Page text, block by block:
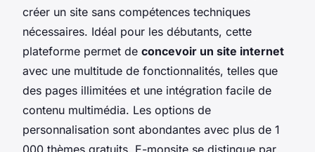
créer un site sans compétences techniques
nécessaires. Idéal pour les débutants, cette
plateforme permet de concevoir un site internet
avec une multitude de fonctionnalités, telles que
des pages illimitées et une intégration facile de
contenu multimédia. Les options de
personnalisation sont abondantes avec plus de 1
000 thèmes gratuits. E-monsite se distingue par